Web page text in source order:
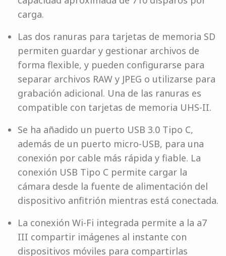
carga.
Las dos ranuras para tarjetas de memoria SD
permiten guardar y gestionar archivos de
forma flexible, y pueden configurarse para
separar archivos RAW y JPEG o utilizarse para
grabación adicional. Una de las ranuras es
compatible con tarjetas de memoria UHS-II.
Se ha añadido un puerto USB 3.0 Tipo C,
además de un puerto micro-USB, para una
conexión por cable más rápida y fiable. La
conexión USB Tipo C permite cargar la
cámara desde la fuente de alimentación del
dispositivo anfitrión mientras está conectada.
La conexión Wi-Fi integrada permite a la a7
III compartir imágenes al instante con
dispositivos móviles para compartirlas